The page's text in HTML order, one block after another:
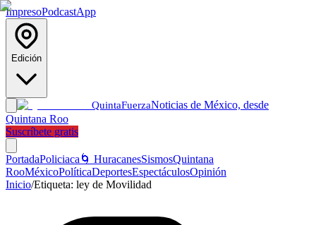
ImpresoPodcastApp
Edición
QuintaFuerzaNoticias de México, desde
Quintana Roo
Suscríbete gratis
PortadaPoliciaca 🌀 HuracanesSismosQuintana
RooMéxicoPolíticaDeportesEspectáculosOpinión
Inicio/Etiqueta: ley de Movilidad